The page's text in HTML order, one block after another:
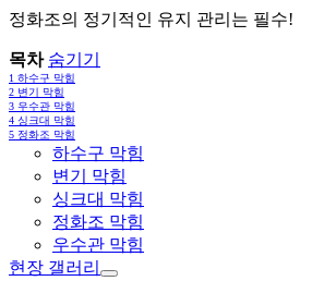
정화조의 정기적인 유지 관리는 필수!
목차 숨기기
1 하수구 막힘
2 변기 막힘
3 우수관 막힘
4 싱크대 막힘
5 정화조 막힘
하수구 막힘
변기 막힘
싱크대 막힘
정화조 막힘
우수관 막힘
현장 갤러리